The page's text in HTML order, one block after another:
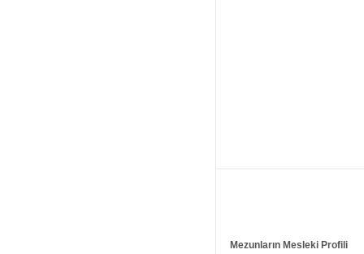
Mezunların Mesleki Profili